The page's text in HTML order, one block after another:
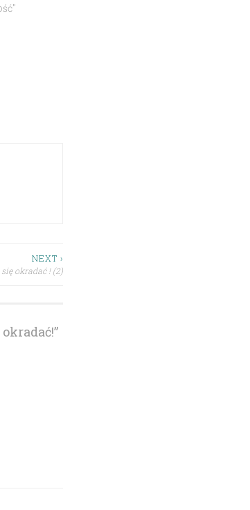
NEXT ›
okradać ! (2)
”